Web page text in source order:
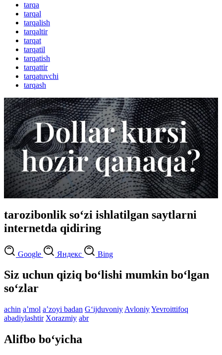
tarqa
tarqal
tarqalish
tarqaltir
tarqat
tarqatil
tarqatish
tarqattir
tarqatuvchi
tarqash
tarozibonlik so‘zi ishlatilgan saytlarni
internetda qidiring
Google Яндекс Bing
Siz uchun qiziq bo‘lishi mumkin bo‘lgan
so‘zlar
achin aʼmol aʼzoyi badan G‘ijduvoniy AvloniyYevroittifoq
abadiylashtir Xorazmiy abr
Alifbo bo‘yicha